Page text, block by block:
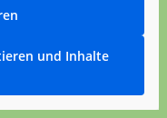
und Inhalte